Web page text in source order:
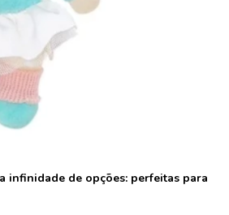
infinidade de opções: perfeitas para